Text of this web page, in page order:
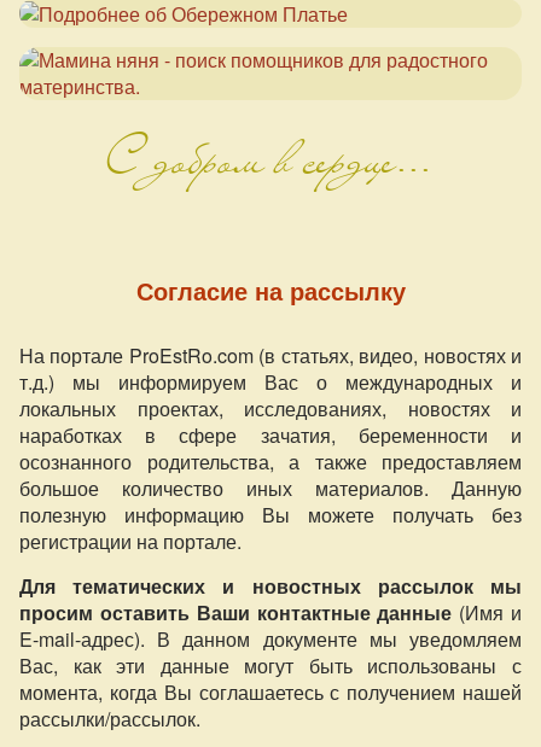
С добром в сердце...
Согласие на рассылку
На портале ProEstRo.com (в статьях, видео, новостях и
т.д.) мы информируем Вас о международных и
локальных проектах, исследованиях, новостях и
наработках в сфере зачатия, беременности и
осознанного родительства, а также предоставляем
большое количество иных материалов. Данную
полезную информацию Вы можете получать без
регистрации на портале.
Для тематических и новостных рассылок мы
просим оставить Ваши контактные данные (Имя и
E-mail-адрес). В данном документе мы уведомляем
Вас, как эти данные могут быть использованы с
момента, когда Вы соглашаетесь с получением нашей
рассылки/рассылок.